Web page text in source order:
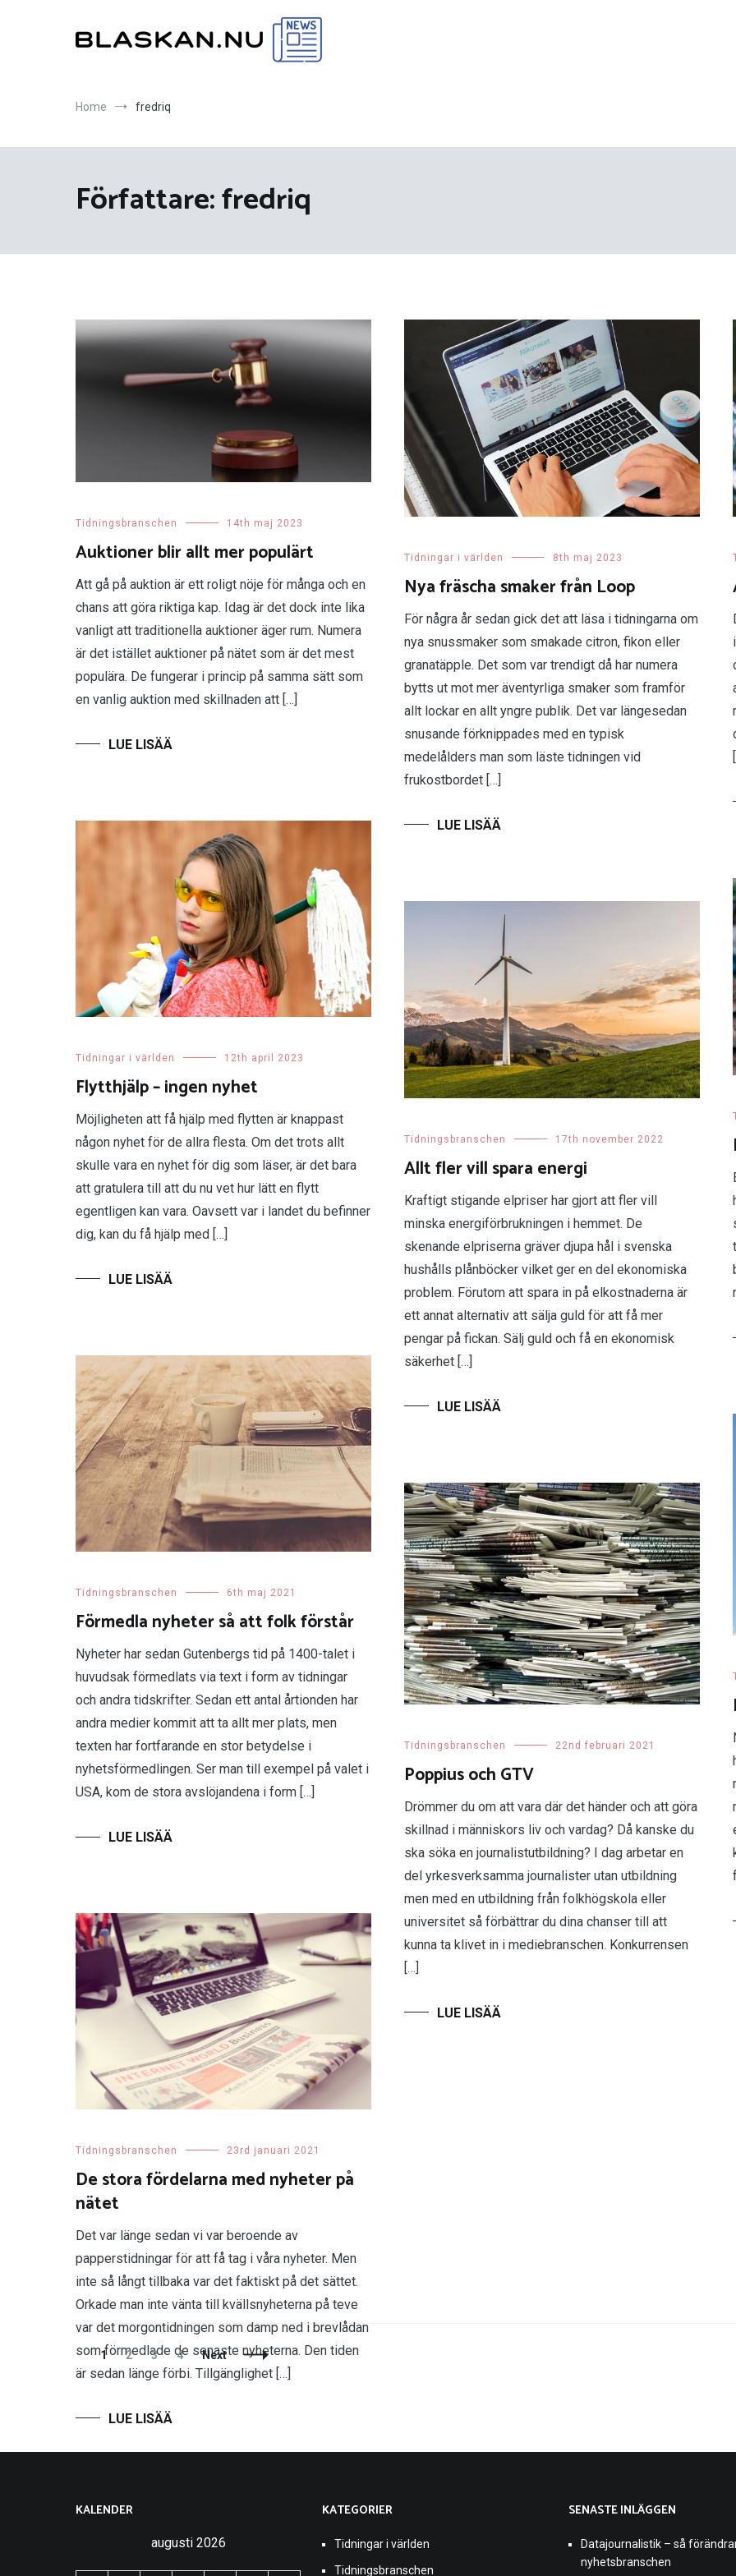
Home fredriq
Författare:fredriq
Tidningsbranschen 14th maj 2023
Auktioner blir allt mer populärt
Att gå på auktion är ett roligt nöje för många och en
chans att göra riktiga kap. Idag är det dock inte lika
vanligt att traditionella auktioner äger rum. Numera
är det istället auktioner på nätet som är det mest
populära. De fungerar i princip på samma sätt som
en vanlig auktion med skillnaden att […]
Tidningar i världen 8th maj 2023
Nya fräscha smaker från Loop
För några år sedan gick det att läsa i tidningarna om
nya snussmaker som smakade citron, fikon eller
granatäpple. Det som var trendigt då har numera
bytts ut mot mer äventyrliga smaker som framför
allt lockar en allt yngre publik. Det var längesedan
snusande förknippades med en typisk
medelålders man som läste tidningen vid
frukostbordet […]
Tidningar i världen 12th april 2023
Flytthjälp – ingen nyhet
Möjligheten att få hjälp med flytten är knappast
någon nyhet för de allra flesta. Om det trots allt
skulle vara en nyhet för dig som läser, är det bara
att gratulera till att du nu vet hur lätt en flytt
egentligen kan vara. Oavsett var i landet du befinner
dig, kan du få hjälp med […]
Tidningsbranschen 17th november 2022
Allt fler vill spara energi
Kraftigt stigande elpriser har gjort att fler vill
minska energiförbrukningen i hemmet. De
skenande elpriserna gräver djupa hål i svenska
hushålls plånböcker vilket ger en del ekonomiska
problem. Förutom att spara in på elkostnaderna är
ett annat alternativ att sälja guld för att få mer
pengar på fickan. Sälj guld och få en ekonomisk
säkerhet […]
Tidningsbranschen 6th maj 2021
Förmedla nyheter så att folk förstår
Nyheter har sedan Gutenbergs tid på 1400-talet i
huvudsak förmedlats via text i form av tidningar
och andra tidskrifter. Sedan ett antal årtionden har
andra medier kommit att ta allt mer plats, men
texten har fortfarande en stor betydelse i
nyhetsförmedlingen. Ser man till exempel på valet i
USA, kom de stora avslöjandena i form […]
Tidningsbranschen 22nd februari 2021
Poppius och GTV
Drömmer du om att vara där det händer och att göra
skillnad i människors liv och vardag? Då kanske du
ska söka en journalistutbildning? I dag arbetar en
del yrkesverksamma journalister utan utbildning
men med en utbildning från folkhögskola eller
universitet så förbättrar du dina chanser till att
kunna ta klivet in i mediebranschen. Konkurrensen
[…]
Tidningsbranschen 23rd januari 2021
De stora fördelarna med nyheter på
nätet
Det var länge sedan vi var beroende av
papperstidningar för att få tag i våra nyheter. Men
inte så långt tillbaka var det faktiskt på det sättet.
Orkade man inte vänta till kvällsnyheterna på teve
var det morgontidningen som damp ned i brevlådan
som förmedlade de senaste nyheterna. Den tiden
är sedan länge förbi. Tillgänglighet […]
Posts
Navigation
Page
1 Page
2 Page
3 Page
4 Next
KALENDER
augusti 2026
KATEGORIER
Tidningar i världen
Tidningsbranschen
SENASTE INLÄGGEN
Datajournalistik – så
nyhetsbranschen